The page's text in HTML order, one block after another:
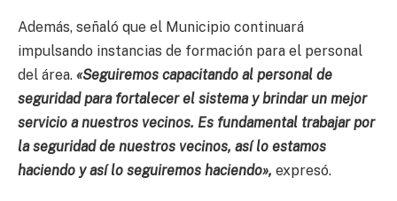
Además, señaló que el Municipio continuará
impulsando instancias de formación para el personal
del área. «Seguiremos capacitando al personal de
seguridad para fortalecer el sistema y brindar un mejor
servicio a nuestros vecinos. Es fundamental trabajar por
la seguridad de nuestros vecinos, así lo estamos
haciendo y así lo seguiremos haciendo», expresó.